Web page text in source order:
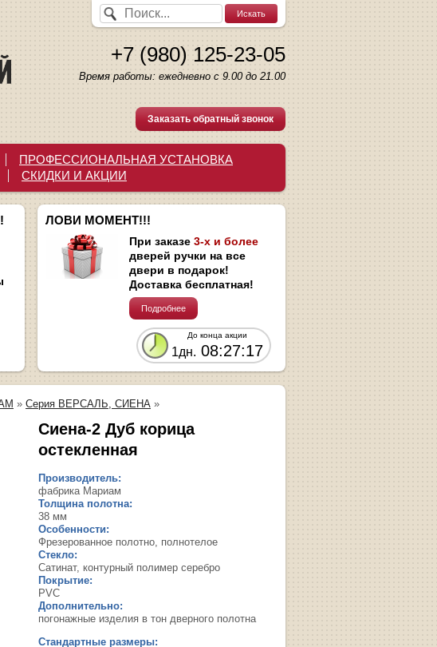
+7 (980) 125-23-05
Время работы: ежедневно с 9.00 до 21.00
Заказать обратный звонок
ПРОФЕССИОНАЛЬНАЯ УСТАНОВКА
СКИДКИ И АКЦИИ
ЛОВИ МОМЕНТ!!!
При заказе 3-х и более
дверей ручки на все
двери в подарок!
Доставка бесплатная!
Подробнее
До конца акции
1дн. 08:27:16
» Серия ВЕРСАЛЬ, СИЕНА »
Сиена-2 Дуб корица
остекленная
Производитель:
фабрика Мариам
Толщина полотна:
38 мм
Особенности:
Фрезерованное полотно, полнотелое
Стекло:
Сатинат, контурный полимер серебро
Покрытие:
PVC
Дополнительно:
погонажные изделия в тон дверного полотна
Стандартные размеры: